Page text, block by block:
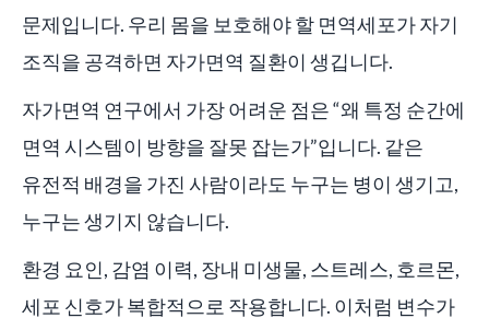
문제입니다. 우리 몸을 보호해야 할 면역세포가 자기
조직을 공격하면 자가면역 질환이 생깁니다.
자가면역 연구에서 가장 어려운 점은 “왜 특정 순간에
면역 시스템이 방향을 잘못 잡는가”입니다. 같은
유전적 배경을 가진 사람이라도 누구는 병이 생기고,
누구는 생기지 않습니다.
환경 요인, 감염 이력, 장내 미생물, 스트레스, 호르몬,
세포 신호가 복합적으로 작용합니다. 이처럼 변수가